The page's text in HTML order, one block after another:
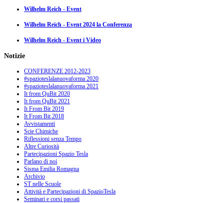
Wilhelm Reich - Event
Wilhelm Reich - Event 2024 la Conferenza
Wilhelm Reich - Event i Video
Notizie
CONFERENZE 2012-2023
#spazioteslalanuovaforma 2020
#spazioteslalanuovaforma 2021
It from QuBit 2020
It from QuBit 2021
It From Bit 2019
It From Bit 2018
Avvistamenti
Scie Chimiche
Riflessioni senza Tempo
Altre Curiosità
Partecipazioni Spazio Tesla
Parlano di noi
Sisma Emilia Romagna
Archivio
ST nelle Scuole
Attività e Partecipazioni di SpazioTesla
Seminari e corsi passati